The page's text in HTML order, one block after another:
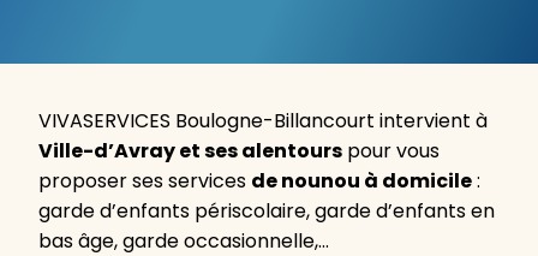
VIVASERVICES Boulogne-Billancourt intervient à
Ville-d’Avray et ses alentours pour vous
proposer ses services de nounou à domicile:
garde d’enfants périscolaire, garde d’enfants en
bas âge, garde occasionnelle,…